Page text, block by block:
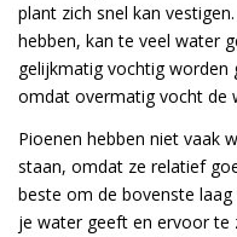
plant zich snel kan
hebben, kan te veel water
gelijkmatig vochtig worden
omdat overmatig vocht de
Pioenen hebben niet vaak
staan, omdat ze relatief
beste om de bovenste
je water geeft en ervoor te